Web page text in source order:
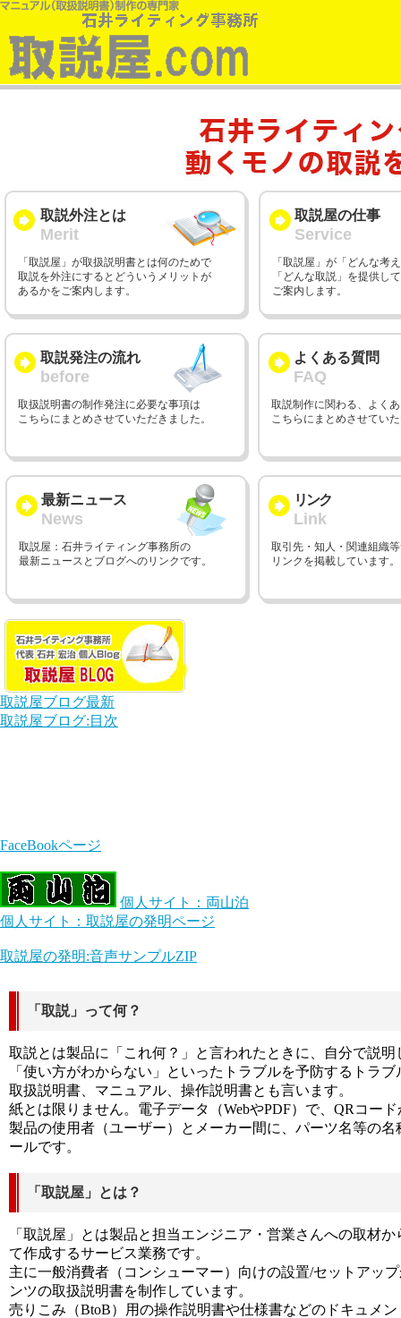
取説外注とは
Merit
「取説屋」が取扱説明書とは何のためで
取説を外注にするとどういうメリットが
あるかをご案内します。
取説屋の仕事
Service
「取説屋」が「どんな考
「どんな取説」を提供し
ご案内します。
取説発注の流れ
before
取扱説明書の制作発注に必要な事項は
こちらにまとめさせていただきました。
よくある質問
FAQ
取説制作に関わる、よく
こちらにまとめさせてい
最新ニュース
News
取説屋：石井ライティング事務所の
最新ニュースとブログへのリンクです。
リンク
Link
取引先・知人・関連組織
リンクを掲載しています。
取説屋ブログ最新
取説屋ブログ:目次
FaceBookページ
個人サイト：両山泊
個人サイト：取説屋の発明ページ
取説屋の発明:音声サンプルZIP
「取説」って何？
取説とは製品に「これ何？」と言われたときに、自分で説
「使い方がわからない」といったトラブルを予防するトラ
取扱説明書、マニュアル、操作説明書とも言います。
紙とは限りません。電子データ（WebやPDF）で、QRコー
製品の使用者（ユーザー）とメーカー間に、パーツ名等の
ールです。
「取説屋」とは？
「取説屋」とは製品と担当エンジニア・営業さんへの取
て作成するサービス業務です。
主に一般消費者（コンシューマー）向けの設置/セットアッ
ンツの取扱説明書を制作しています。
売りこみ（BtoB）用の操作説明書や仕様書などのドキュメ